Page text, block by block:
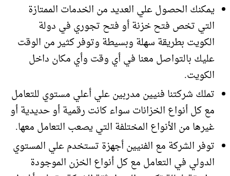
يمكنك الحصول علي العديد من الخدمات الممتازة
التي تخص فتح خزنة أو فتح تجوري في دولة
الكويت بطريقة سهلة وبسيطة وتوفر كثير من الوقت
عليك بالتواصل معنا في أي وقت وأي مكان داخل
الكويت.
تملك شركتنا فنيين مدربين علي أعلي مستوي للتعامل
مع كل أنواع الخزانات سواء كانت رقمية أو حديدية أو
غيرها من الأنواع المختلفة التي يصعب التعامل معها.
توفر الشركة مع الفنيين أجهزة تستخدم علي المستوي
الدولي في التعامل مع كل أنواع الخزن الموجودة